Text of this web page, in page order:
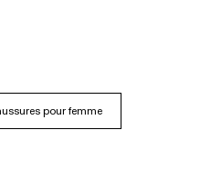
pour femme